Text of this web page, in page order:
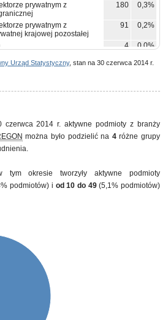
prywatnym z
180 0,3%
prywatnym z
krajowej pozostałej
91 0,2%
4
0,0%
w tym z przewagą
pozostałej
Urząd Statystyczny, stan na 30 czerwca 2014 r.
czerwca 2014 r. aktywne podmioty z branży
można było podzielić na 4różne grupy
tym okresie tworzyły aktywne podmioty
podmiotów) i od 10 do 49(5,1% podmiotów)